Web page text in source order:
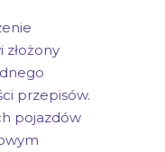
złożony
przepisów.
pojazdów